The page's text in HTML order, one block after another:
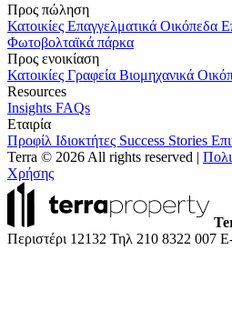
Προς πώληση
Κατοικίες Επαγγελματικά Οικόπεδα
Φωτοβολταϊκά πάρκα
Προς ενοικίαση
Κατοικίες Γραφεία Βιομηχανικά
Resources
Insights FAQs
Εταιρία
Προφίλ Ιδιοκτήτες Success Stories
Terra © 2026 All rights reserved |
Χρήσης
Περιστέρι 12132 Τηλ 210 8322 007